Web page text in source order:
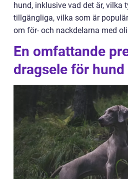
hund, inklusive vad det är, vilka
tillgängliga, vilka som är
om för- och nackdelarna med
En omfattande
dragsele för hund